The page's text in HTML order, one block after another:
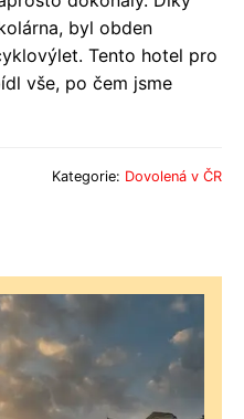
byl obden
Tento hotel pro
vše, po čem jsme
Kategorie: Dovolená v ČR